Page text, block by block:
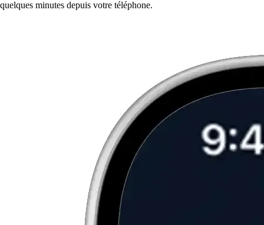
quelques minutes depuis votre téléphone.